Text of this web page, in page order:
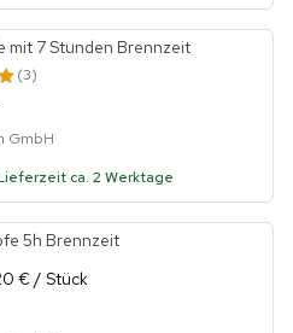
mit 7 Stunden Brennzeit
3
GmbH
ca. 2 Werktage
5h Brennzeit
€ / Stück